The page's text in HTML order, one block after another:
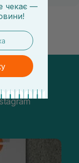
чекає —